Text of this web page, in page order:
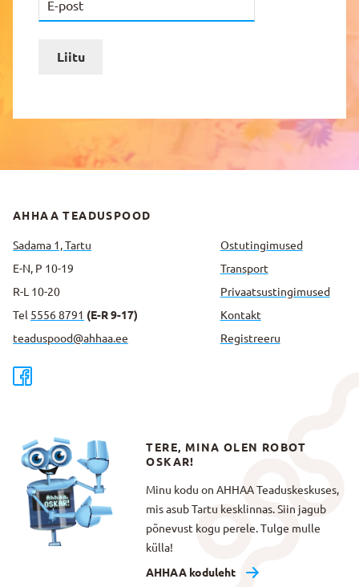
Liitu
AHHAA TEADUSPOOD
Sadama 1, Tartu
E-N, P 10-19
R-L 10-20
Tel 5556 8791 (E-R 9-17)
teaduspood@ahhaa.ee
Ostutingimused
Transport
Privaatsus­tingimused
Kontakt
Registreeru
TERE, MINA OLEN ROBOT
OSKAR!
Minu kodu on AHHAA Teaduskeskuses,
mis asub Tartu kesklinnas. Siin jagub
põnevust kogu perele. Tulge mulle
külla!
AHHAA koduleht